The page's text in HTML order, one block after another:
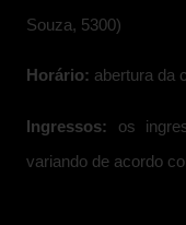
Souza, 5300)
Horário: abertura da
Ingressos: os
variando de acordo